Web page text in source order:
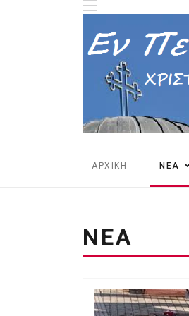
ΑΡΧΙΚΗ ΝΕΑ
ΝΕΑ